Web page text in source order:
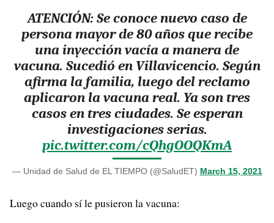
ATENCIÓN: Se conoce nuevo caso de
persona mayor de 80 años que recibe
una inyección vacía a manera de
vacuna. Sucedió en Villavicencio. Según
afirma la familia, luego del reclamo
aplicaron la vacuna real. Ya son tres
casos en tres ciudades. Se esperan
investigaciones serias.
pic.twitter.com/cQhgOOQKmA
— Unidad de Salud de EL TIEMPO (@SaludET) March 15, 2021
Luego cuando sí le pusieron la vacuna: